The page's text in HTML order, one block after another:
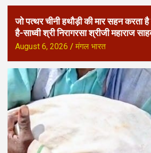
जो पत्थर चीनी हथौड़ी की मार सहन करता है
है-साध्वी श्री निरागरसा श्रीजी महाराज
August 6, 2026 मंगल भारत